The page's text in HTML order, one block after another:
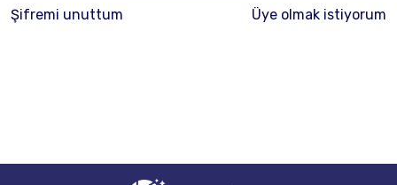
Şifremi unuttum Üye olmak istiyorum